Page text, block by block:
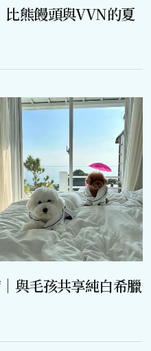
比熊饅頭與VVN的夏
與毛孩共享純白希臘